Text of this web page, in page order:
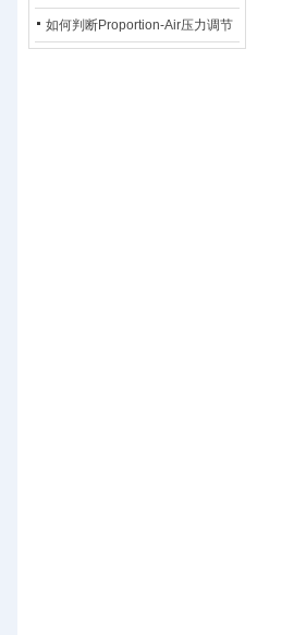
术参数
如何判断Proportion-Air压力调节